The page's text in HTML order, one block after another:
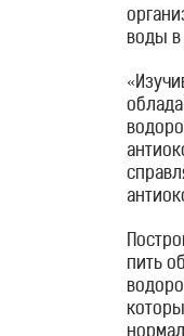
приборы
воды в
«
пить